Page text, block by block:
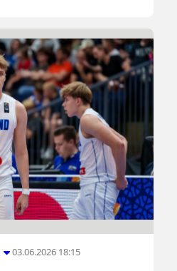
03.06.2026 18:15